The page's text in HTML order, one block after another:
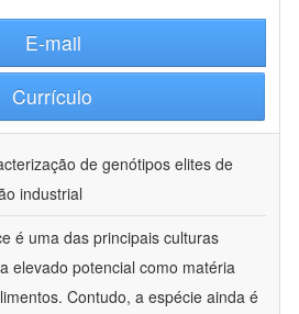
E-mail
Currículo
de genótipos elites de
industrial
é uma das principais culturas
elevado potencial como matéria
Contudo, a espécie ainda é